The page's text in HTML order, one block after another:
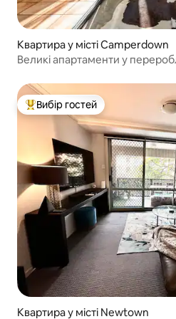
Квартира у місті Camperdown
Великі апартаменти у
Топ вибір гостей
Вибір гостей
Квартира у місті Newtown